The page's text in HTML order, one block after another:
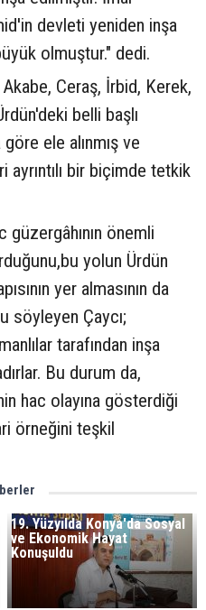
devleti yeniden inşa
olmuştur." dedi.
Ceraş, İrbid, Kerek,
belli başlı
ele alınmış ve
ayrıntılı bir biçimde tetkik
güzergâhının önemli
bu yolun Ürdün
yer almasının da
söyleyen Çaycı;
tarafından inşa
Bu durum da,
hac olayına gösterdiği
örneğini teşkil
19. Yüzyılda Konya'da Sosyal
ve Ekonomik Hayat
Konuşuldu